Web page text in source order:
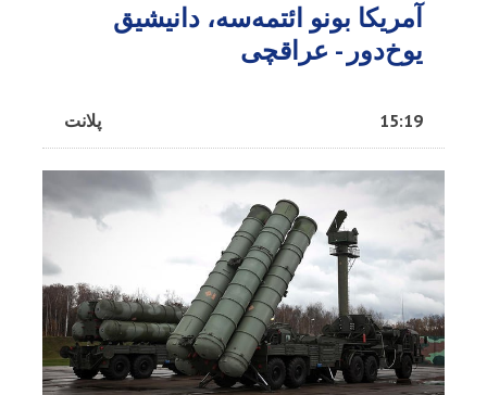
آمریکا بونو ائتمه‌سه، دانیشیق
یوخ‌دور - عراقچی
پلانت 15:19